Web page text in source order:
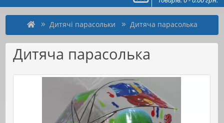
Дитячі парасольки Дитяча парасолька
Дитяча парасолька